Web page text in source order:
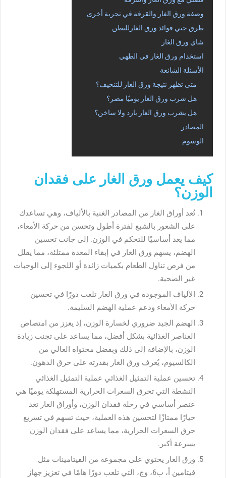
وصفة ورق الغار والقرفة في تجربة أخرى
طرق جني فوائد ورق الغارللبطن
شاي ورق الغار
استخدام ورق الغار في الطهي
الأسئلة الشائعة
متى تظهر نتيجة ورق الغار للتنحيف؟
هل شرب ورق الغار يوميًا مضر؟
هل يشرب ورق الغار بارد ولا ساخن؟
المصادر
الوسوم
كيف يعمل ورق الغار على فقدان
الوزن؟
تُعد أوراق الغار من المصادر الغنية بالألياف، وهي تساعدك
على الشعور بالشبع لفترة أطول وتحسن من حركة الأمعاء،
مما يعد أساسيًا للتحكم في الوزن. إلى جانب تحسين
الهضم، يسهم ورق الغار في إبقاء المعدة ممتلئة، مما يقلل
من فرص تناول الطعام بكميات زائدة أو اللجوء إلى الوجبات
غير الصحية.
الألياف الموجودة في ورق الغار تلعب دورًا في تحسين
حركة الأمعاء ودعم عملية الهضم السليمة.
الهضم الجيد ضروري لخسارة الوزن، إذ يعزز من امتصاص
العناصر الغذائية بشكل أفضل، مما يساعد على تجنب زيادة
الوزن، بالإضافة إلى ذلك وبفضل محتواه العالي من
الكالسيوم، يُعرف ورق الغار بقدرته على حرق الدهون.
تحسين عملية التمثيل الغذائي عملية التمثيل الغذائي
النشطة التي تحرق السعرات الحرارية المستهلكة يوميًا هي
عنصر أساسي في رحلة فقدان الوزن، وأوراق الغار تعد
خيارًا ممتازًا لتحسين هذه العملية، حيث تسهم في تسريع
حرق السعرات الحرارية، مما يساعد على فقدان الوزن
بسرعة أكبر.
ورق الغار يحتوي على مجموعة من الفيتامينات مثل
فيتامين أ، ب6، وج، التي تلعب دورًا هامًا في تعزيز جهاز